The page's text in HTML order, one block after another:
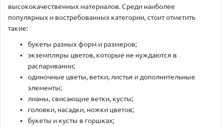
высококачественных материалов. Среди наиболее
популярных и востребованных категории, стоит отметить
такие:
букеты разных форм и размеров;
экземпляры цветов, которые не нуждаются в
распаривании;
одиночные цветы, ветки, листья и дополнительные
элементы;
лианы, свисающие ветки, кусты;
головки, насадки, ножки цветов;
букеты и кусты в горшках;